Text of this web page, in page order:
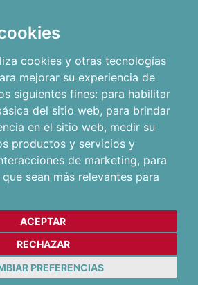
cookies y otras tecnologías
mejorar su experiencia de
siguientes fines: para habilitar
del sitio web, para brindar
en el sitio web, medir su
productos y servicios y
de marketing, para
sean más relevantes para
ACEPTAR
RECHAZAR
PREFERENCIAS